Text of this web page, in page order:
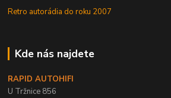
Retro autorádia do roku 2007
Kde nás najdete
RAPID AUTOHIFI
U Tržnice 856